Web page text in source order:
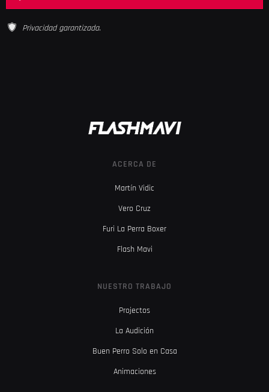
Privacidad garantizada.
ACERCA DE
Martín Vidic
Vero Cruz
Furi La Perra Boxer
Flash Mavi
NUESTRO TRABAJO
Projectos
La Audición
Buen Perro Solo en Casa
Animaciones